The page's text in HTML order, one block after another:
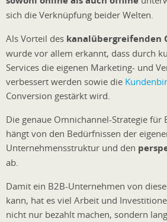
sich die Verknüpfung beider Welten.
Als Vorteil des kanalübergreifenden
wurde vor allem erkannt, dass durch
Services die eigenen Marketing- und
verbessert werden sowie die
Conversion gestärkt wird.
Die genaue Omnichannel-Strategie für
hängt von den Bedürfnissen der
Unternehmensstruktur und den
ab.
Damit ein B2B-Unternehmen von
kann, hat es viel Arbeit und
nicht nur bezahlt machen, sondern